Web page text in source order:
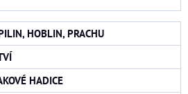
HOBLIN, PRACHU
HADICE